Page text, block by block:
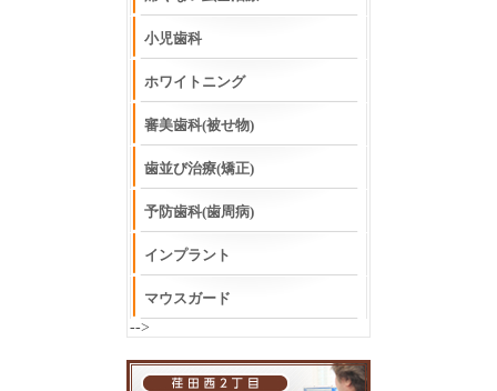
小児歯科
ホワイトニング
審美歯科(被せ物)
歯並び治療(矯正)
予防歯科(歯周病)
インプラント
マウスガード
-->